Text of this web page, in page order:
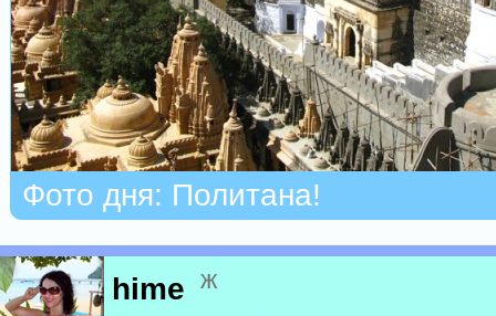
Фото дня: Политана!
hime ж